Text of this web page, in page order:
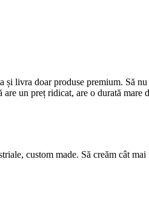
livra doar produse premium. Să
un preț ridicat, are o durată
custom made. Să creăm cât